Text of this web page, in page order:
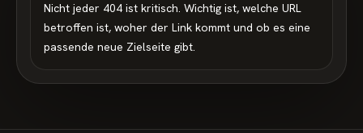
Nicht jeder 404 ist kritisch. Wichtig ist, welche URL
betroffen ist, woher der Link kommt und ob es eine
passende neue Zielseite gibt.